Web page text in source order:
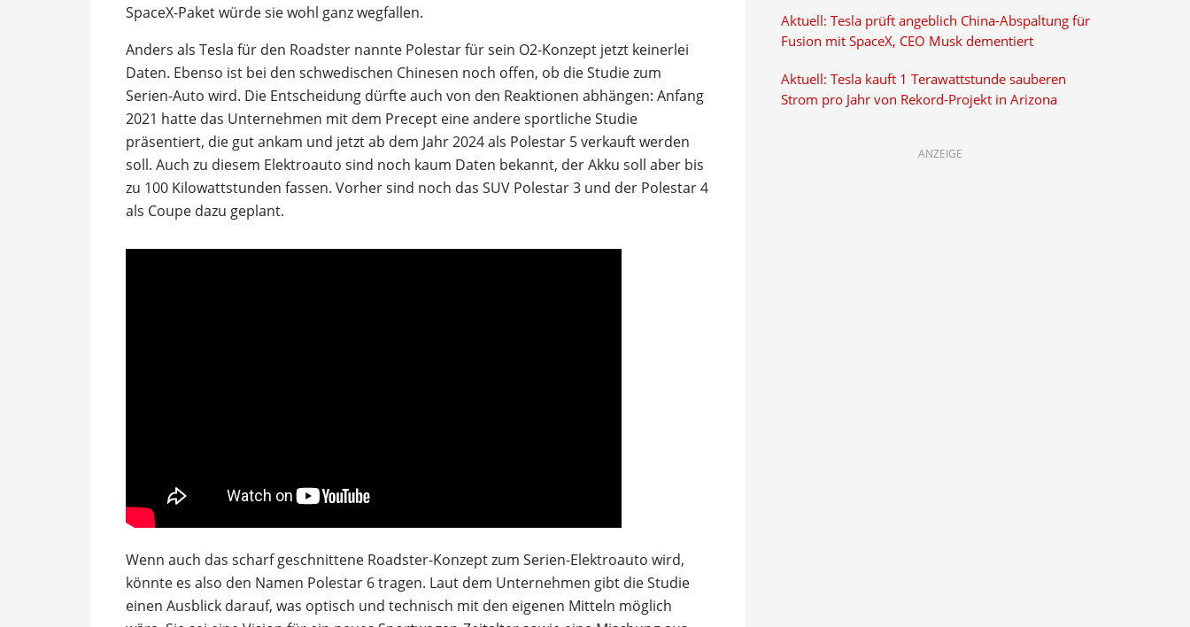
SpaceX-Paket würde sie wohl ganz wegfallen.
Anders als Tesla für den Roadster nannte Polestar für sein O2-Konzept jetzt keinerlei
Daten. Ebenso ist bei den schwedischen Chinesen noch offen, ob die Studie zum
Serien-Auto wird. Die Entscheidung dürfte auch von den Reaktionen abhängen: Anfang
2021 hatte das Unternehmen mit dem Precept eine andere sportliche Studie
präsentiert, die gut ankam und jetzt ab dem Jahr 2024 als Polestar 5 verkauft werden
soll. Auch zu diesem Elektroauto sind noch kaum Daten bekannt, der Akku soll aber bis
zu 100 Kilowattstunden fassen. Vorher sind noch das SUV Polestar 3 und der Polestar 4
als Coupe dazu geplant.
Wenn auch das scharf geschnittene Roadster-Konzept zum Serien-Elektroauto wird,
könnte es also den Namen Polestar 6 tragen. Laut dem Unternehmen gibt die Studie
einen Ausblick darauf, was optisch und technisch mit den eigenen Mitteln möglich
Aktuell: Tesla prüft angeblich China-Abspaltung für
Fusion mit SpaceX, CEO Musk dementiert
Aktuell: Tesla kauft 1 Terawattstunde sauberen
Strom pro Jahr von Rekord-Projekt in Arizona
ANZEIGE